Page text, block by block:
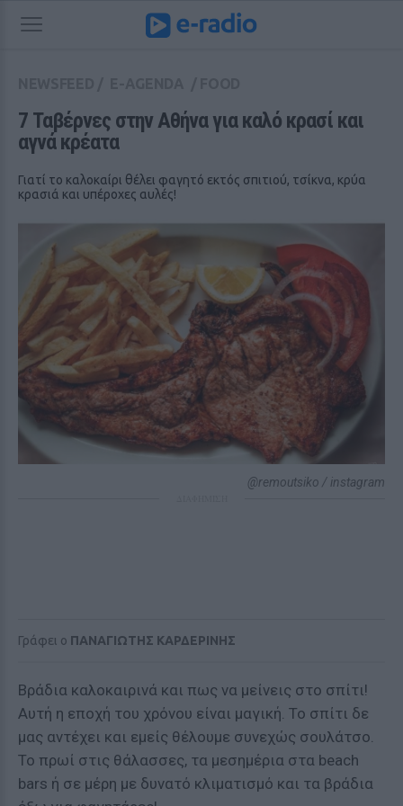
7 Ταβέρνες στην Αθήνα για καλό κρασί και
αγνά κρέατα
Γιατί το καλοκαίρι θέλει φαγητό εκτός σπιτιού, τσίκνα, κρύα
κρασιά και υπέροχες αυλές!
@remoutsiko / instagram
Γράφει ο ΠΑΝΑΓΙΩΤΗΣ ΚΑΡΔΕΡΙΝΗΣ
Βράδια καλοκαιρινά και πως να μείνεις στο σπίτι!
Αυτή η εποχή του χρόνου είναι μαγική. Το σπίτι δε
μας αντέχει και εμείς θέλουμε συνεχώς σουλάτσο.
Το πρωί στις θάλασσες, τα μεσημέρια στα beach
bars ή σε μέρη με δυνατό κλιματισμό και τα βράδια